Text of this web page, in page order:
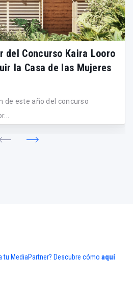
del Concurso Kaira Looro
la Casa de las Mujeres
de este año del concurso
tu MediaPartner? Descubre cómo aquí